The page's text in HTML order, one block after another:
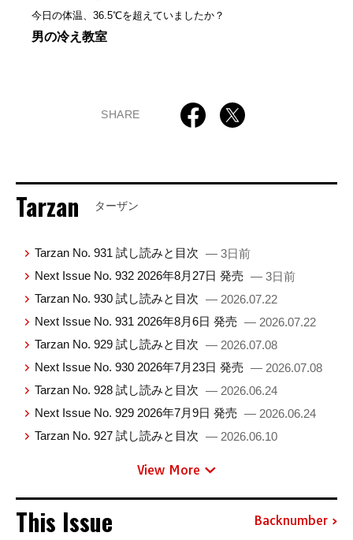
今日の体温、36.5℃を超えていましたか？
男の冷え教室
SHARE
Tarzan ターザン
Tarzan No. 931 試し読みと目次 — 3日前
Next Issue No. 932 2026年8月27日 発売 — 3日前
Tarzan No. 930 試し読みと目次 — 2026.07.22
Next Issue No. 931 2026年8月6日 発売 — 2026.07.22
Tarzan No. 929 試し読みと目次 — 2026.07.08
Next Issue No. 930 2026年7月23日 発売 — 2026.07.08
Tarzan No. 928 試し読みと目次 — 2026.06.24
Next Issue No. 929 2026年7月9日 発売 — 2026.06.24
Tarzan No. 927 試し読みと目次 — 2026.06.10
View More
This Issue Backnumber